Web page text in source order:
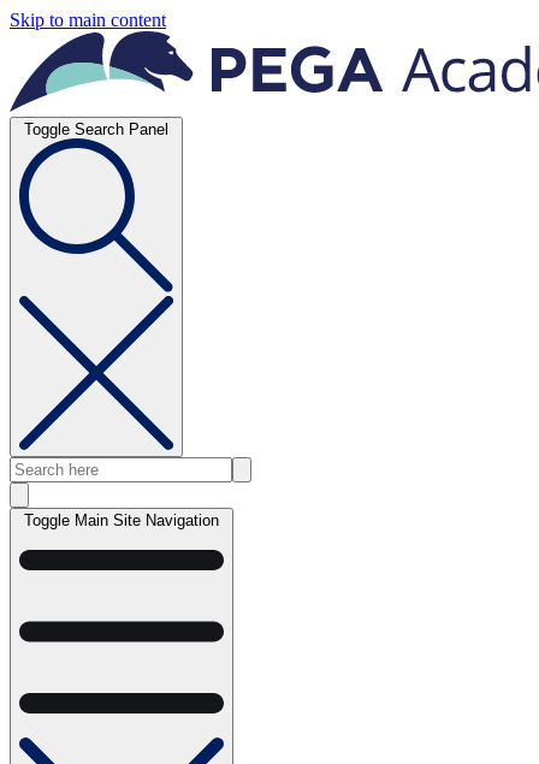
Skip to main content
Toggle Search Panel
Toggle Main Site Navigation